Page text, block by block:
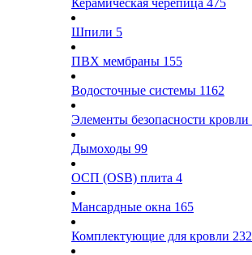
Керамическая черепица 475
Шпили 5
ПВХ мембраны 155
Водосточные системы 1162
Элементы безопасности кровли
Дымоходы 99
ОСП (OSB) плита 4
Мансардные окна 165
Комплектующие для кровли 232